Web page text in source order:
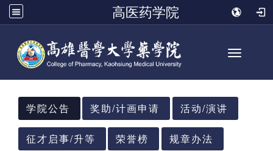
高医药学院
Toggle
:::
学院公告
奖助/计画申请 活动/演讲
征才启事/升等 荣誉榜 规章办法